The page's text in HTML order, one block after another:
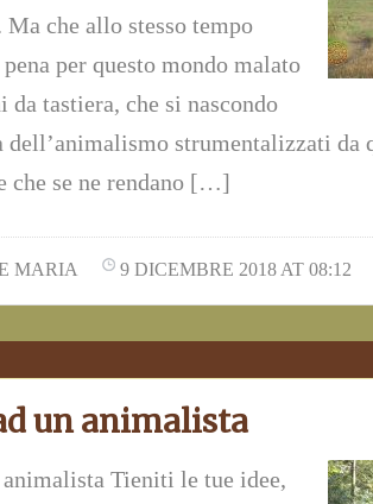
che allo stesso tempo
per questo mondo malato
da tastiera, che si nascondo
strumentalizzati da
che se ne rendano […]
MARIA 9 DICEMBRE 2018 AT 08:12
un animalista
Tieniti le tue idee,